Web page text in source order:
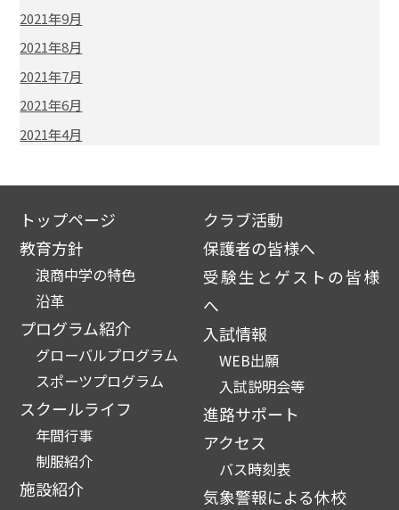
2021年9月
2021年8月
2021年7月
2021年6月
2021年4月
トップページ
教育方針
浪商中学の特色
沿革
プログラム紹介
グローバルプログラム
スポーツプログラム
スクールライフ
年間行事
制服紹介
施設紹介
クラブ活動
保護者の皆様へ
受験生とゲストの皆様
へ
入試情報
WEB出願
入試説明会等
進路サポート
アクセス
バス時刻表
気象警報による休校